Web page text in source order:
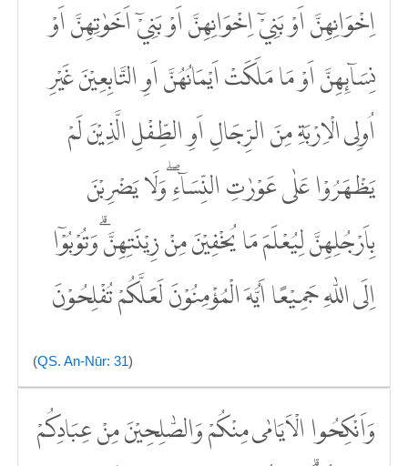
اِخْوَانِهِنَّ اَوْ بَنِيْٓ اِخْوَانِهِنَّ اَوْ بَنِيْٓ اَخَوٰتِهِنَّ اَوْ
نِسَاۤىِٕهِنَّ اَوْ مَا مَلَكَتْ اَيْمَانُهُنَّ اَوِ التَّابِعِيْنَ غَيْرِ
اُولِى الْاِرْبَةِ مِنَ الرِّجَالِ اَوِ الطِّفْلِ الَّذِيْنَ لَمْ
يَظْهَرُوْا عَلٰى عَوْرٰتِ النِّسَاۤءِ ۖوَلَا يَضْرِبْنَ
بِاَرْجُلِهِنَّ لِيُعْلَمَ مَا يُخْفِيْنَ مِنْ زِيْنَتِهِنَّۗ وَتُوْبُوْٓا
اِلَى اللّٰهِ جَمِيْعًا اَيُّهَ الْمُؤْمِنُوْنَ لَعَلَّكُمْ تُفْلِحُوْنَ
(QS. An-Nūr: 31)
وَاَنْكِحُوا الْاَيَامٰى مِنْكُمْ وَالصّٰلِحِيْنَ مِنْ عِبَادِكُمْ